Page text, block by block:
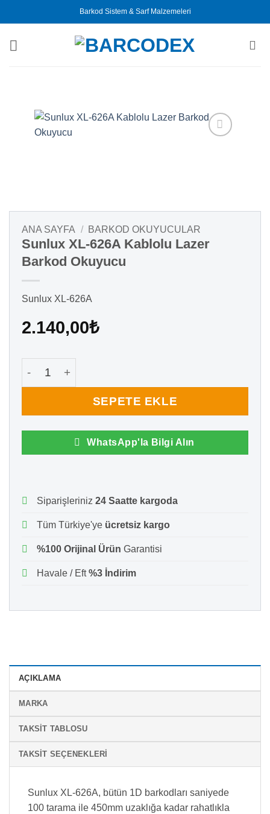
atla
Barkod Sistem & Sarf Malzemeleri
ANA SAYFA / BARKOD OKUYUCULAR
Sunlux XL-626A Kablolu Lazer
Barkod Okuyucu
Sunlux XL-626A
2.140,00₺
Sunlux XL-626A Kablolu Lazer Barkod Okuyucu
SEPETE EKLE
WhatsApp'la Bilgi Alın
Siparişleriniz 24 Saatte kargoda
Tüm Türkiye'ye ücretsiz kargo
%100 Orijinal Ürün Garantisi
Havale / Eft%3 İndirim
AÇIKLAMA
MARKA
TAKSIT TABLOSU
TAKSIT SEÇENEKLERI
Sunlux XL-626A, bütün 1D barkodları saniyede
100 tarama ile 450mm uzaklığa kadar rahatlıkla